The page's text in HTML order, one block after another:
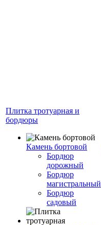
Плитка тротуарная и
бордюры
Камень бортовой
Бордюр
дорожный
Бордюр
магистральный
Бордюр
садовый